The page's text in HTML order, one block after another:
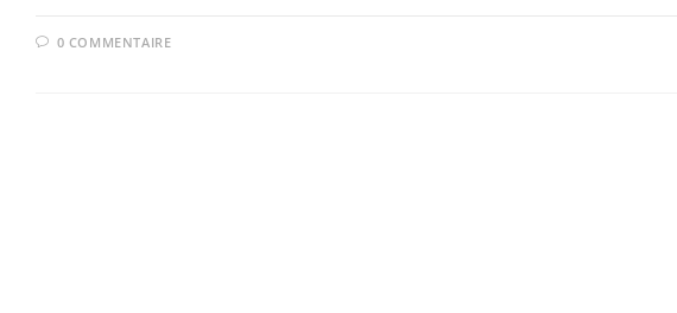
0 COMMENTAIRE